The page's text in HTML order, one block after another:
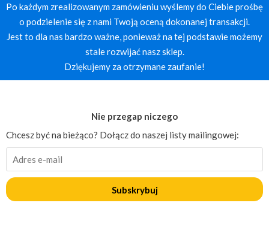
Po każdym zrealizowanym zamówieniu wyślemy do Ciebie prośbę
o podzielenie się z nami Twoją oceną dokonanej transakcji.
Jest to dla nas bardzo ważne, ponieważ na tej podstawie możemy
stale rozwijać nasz sklep.
Dziękujemy za otrzymane zaufanie!
Nie przegap niczego
Chcesz być na bieżąco? Dołącz do naszej listy mailingowej:
Subskrybuj